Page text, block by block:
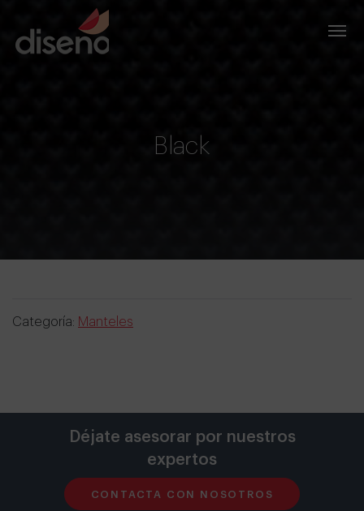
Black
Categoría: Manteles
Déjate asesorar por nuestros
expertos
CONTACTA CON NOSOTROS